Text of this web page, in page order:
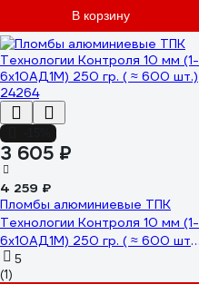
В корзину
3 605 ₽
4 259 ₽
Пломбы алюминиевые ТПК
Технологии Контроля 10 мм (1-
6x10АД1М) 250 гр. ( ≈ 600 шт.)
24264
5
(1)